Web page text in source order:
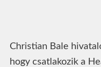
Christian Bale
hogy csatlakozik a